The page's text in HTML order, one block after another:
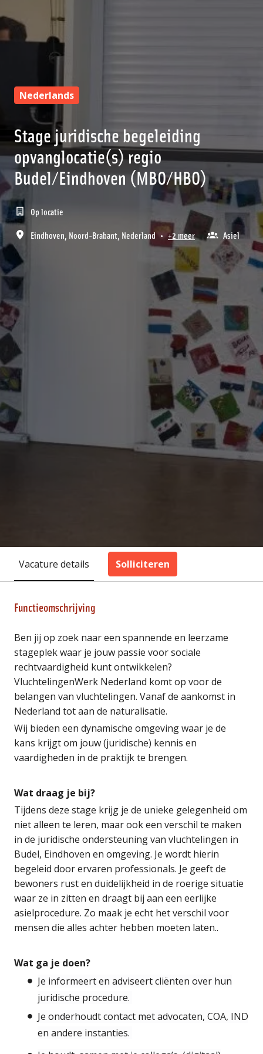
Nederlands
Stage juridische begeleiding
opvanglocatie(s) regio
Budel/Eindhoven (MBO/HBO)
Op locatie
Eindhoven Noord-Brabant Nederland • +2 meer Asiel
Vacature details Solliciteren
Functieomschrijving
Ben jij op zoek naar een spannende en leerzame
stageplek waar je jouw passie voor sociale
rechtvaardigheid kunt ontwikkelen?
VluchtelingenWerk Nederland komt op voor de
belangen van vluchtelingen. Vanaf de aankomst in
Nederland tot aan de naturalisatie.
Wij bieden een dynamische omgeving waar je de
kans krijgt om jouw (juridische) kennis en
vaardigheden in de praktijk te brengen.
Wat draag je bij?
Tijdens deze stage krijg je de unieke gelegenheid om
niet alleen te leren, maar ook een verschil te maken
in de juridische ondersteuning van vluchtelingen in
Budel, Eindhoven en omgeving. Je wordt hierin
begeleid door ervaren professionals. Je geeft de
bewoners rust en duidelijkheid in de roerige situatie
waar ze in zitten en draagt bij aan een eerlijke
asielprocedure. Zo maak je echt het verschil voor
mensen die alles achter hebben moeten laten..
Wat ga je doen?
Je informeert en adviseert cliënten over hun
juridische procedure.
Je onderhoudt contact met advocaten, COA, IND
en andere instanties.